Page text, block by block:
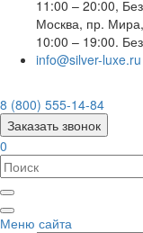
11:00 – 20:00,
Москва, пр.
10:00 – 19:00.
info@silver-luxe.ru
8 (800) 555-14-84
Заказать звонок
0
Меню сайта